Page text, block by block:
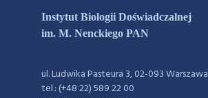
Instytut Biologii Doświadczalnej
im. M. Nenckiego PAN
ul. Ludwika Pasteura 3, 02-093 Warszawa
tel.: (+48 22) 589 22 00